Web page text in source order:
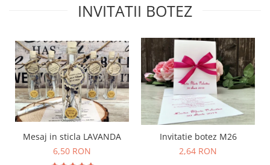
INVITATII BOTEZ
Mesaj in sticla LAVANDA
6,50 RON
Invitatie botez M26
2,64 RON